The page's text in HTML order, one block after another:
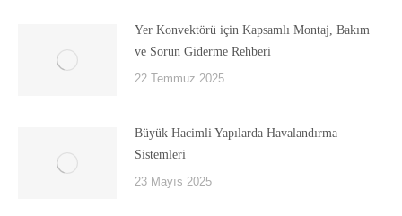
Yer Konvektörü için Kapsamlı Montaj, Bakım
ve Sorun Giderme Rehberi
22 Temmuz 2025
Büyük Hacimli Yapılarda Havalandırma
Sistemleri
23 Mayıs 2025